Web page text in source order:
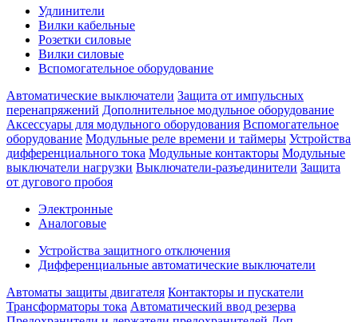
Удлинители
Вилки кабельные
Розетки силовые
Вилки силовые
Вспомогательное оборудование
Автоматические выключатели Защита от импульсных
перенапряжений Дополнительное модульное оборудование
Аксессуары для модульного оборудования Вспомогательное
оборудование Модульные реле времени и таймеры Устройства
дифференциального тока Модульные контакторы Модульные
выключатели нагрузки Выключатели-разъединители Защита
от дугового пробоя
Электронные
Аналоговые
Устройства защитного отключения
Дифференциальные автоматические выключатели
Автоматы защиты двигателя Контакторы и пускатели
Трансформаторы тока Автоматический ввод резерва